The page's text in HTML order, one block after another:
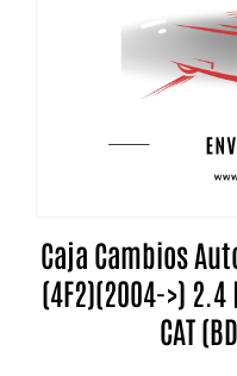
Caja Cambios
(4F2)(2004->) 2.4
CAT